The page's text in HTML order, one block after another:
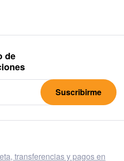
de
Suscribirme
transferencias y pagos en